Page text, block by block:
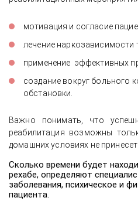
мотивация и согласие
лечение наркозависимости
применение эффективных
создание вокруг больного
обстановки.
Важно понимать, что
реабилитация возможны
домашних условиях не принесет
Сколько времени будет
рехабе, определяют
заболевания, психическое и
пациента.